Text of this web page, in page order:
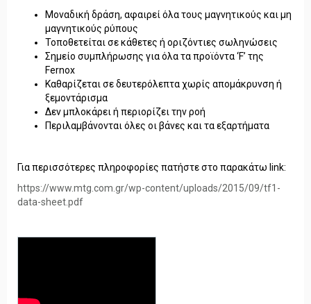
Μοναδική δράση, αφαιρεί όλα τους μαγνητικούς και μη
μαγνητικούς ρύπους
Τοποθετείται σε κάθετες ή οριζόντιες σωληνώσεις
Σημείο συμπλήρωσης για όλα τα προϊόντα ‘F’ της
Fernox
Καθαρίζεται σε δευτερόλεπτα χωρίς απομάκρυνση ή
ξεμοντάρισμα
Δεν μπλοκάρει ή περιορίζει την ροή
Περιλαμβάνονται όλες οι βάνες και τα εξαρτήματα
Για περισσότερες πληροφορίες πατήστε στο παρακάτω link:
https://www.mtg.com.gr/wp-content/uploads/2015/09/tf1-
data-sheet.pdf